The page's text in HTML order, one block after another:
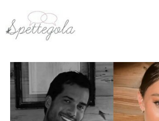
contenuto